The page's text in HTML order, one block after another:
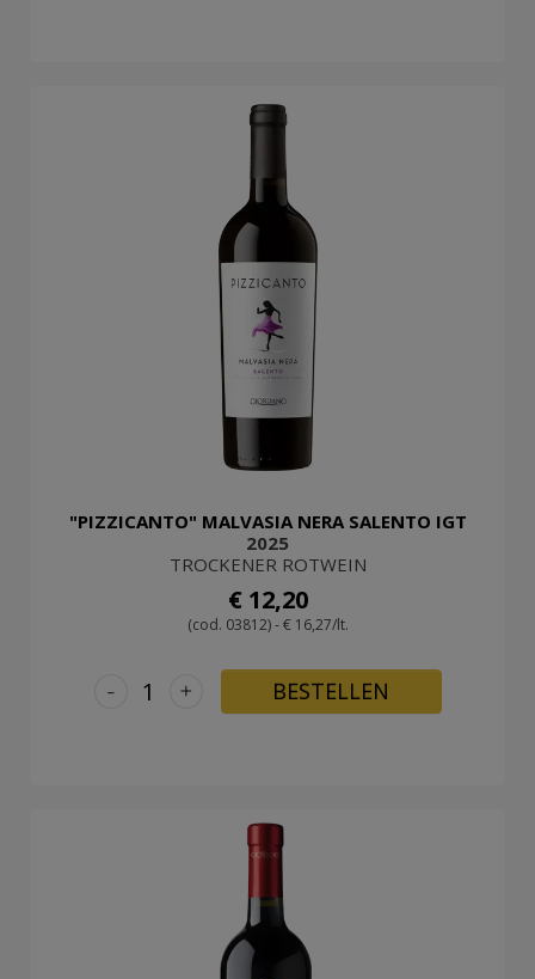
"PIZZICANTO" MALVASIA NERA SALENTO IGT
2025
TROCKENER ROTWEIN
€ 12,20
(cod. 03812) - € 16,27/lt.
+
- BESTELLEN